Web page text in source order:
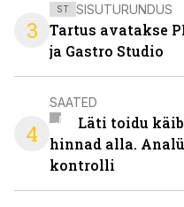
3
ST SISUTURUNDUS
Tartus avatakse
ja Gastro Studio
4
SAATED
Läti toidu
hinnad alla.
kontrolli